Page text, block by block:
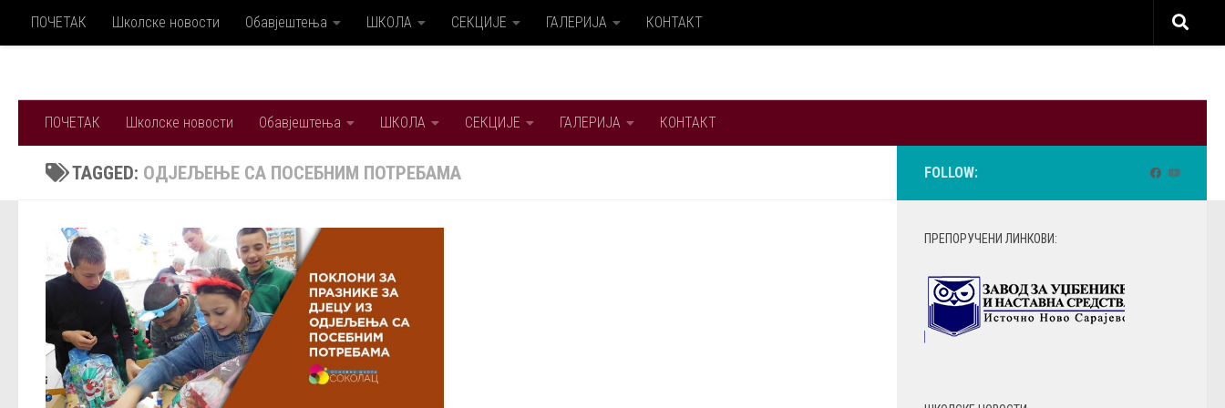
Skip to content
ПОЧЕТАК Школске новости Обавјештења ШКОЛА СЕКЦИЈЕ ГАЛЕРИЈА КОНТАКТ
ПОЧЕТАК Школске новости Обавјештења ШКОЛА СЕКЦИЈЕ ГАЛЕРИЈА КОНТАКТ
TAGGED: ОДЈЕЉЕЊЕ СА ПОСЕБНИМ ПОТРЕБАМА FOLLOW:
ПРЕПОРУЧЕНИ ЛИНКОВИ: